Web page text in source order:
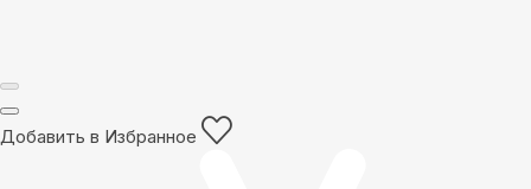
Добавить в Избранное